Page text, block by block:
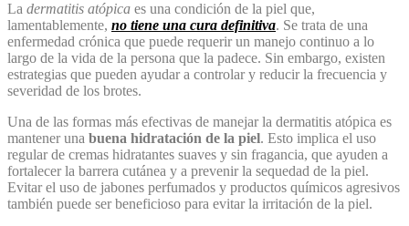
La dermatitis atópica es una condición de la piel que,
lamentablemente, no tiene una cura definitiva. Se trata de una
enfermedad crónica que puede requerir un manejo continuo a lo
largo de la vida de la persona que la padece. Sin embargo, existen
estrategias que pueden ayudar a controlar y reducir la frecuencia y
severidad de los brotes.
Una de las formas más efectivas de manejar la dermatitis atópica es
mantener una buena hidratación de la piel. Esto implica el uso
regular de cremas hidratantes suaves y sin fragancia, que ayuden a
fortalecer la barrera cutánea y a prevenir la sequedad de la piel.
Evitar el uso de jabones perfumados y productos químicos agresivos
también puede ser beneficioso para evitar la irritación de la piel.